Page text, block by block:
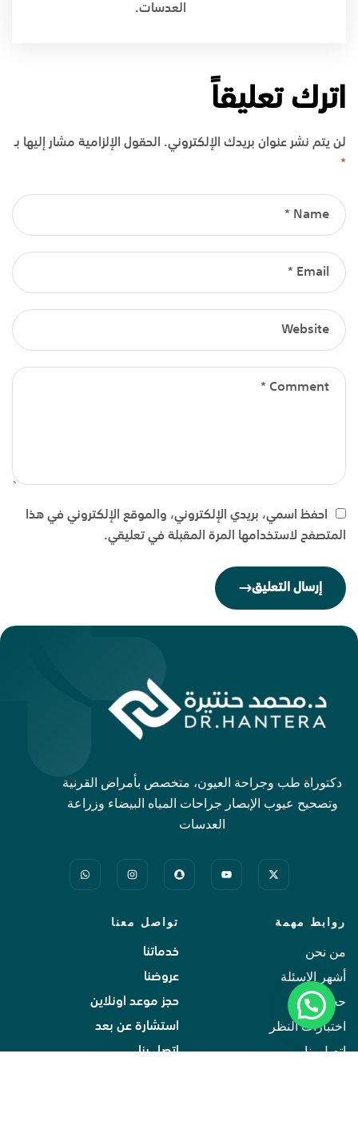
العدسات.
اترك تعليقاً
لن يتم نشر عنوان بريدك الإلكتروني.
الحقول الإلزامية مشار إليها بـ
*
احفظ اسمي، بريدي الإلكتروني، والموقع الإلكتروني في هذا
المتصفح لاستخدامها المرة المقبلة في تعليقي.
إرسال التعليق
دكتوراة طب وجراحة العيون، متخصص بأمراض القرنية
وتصحيح عيوب الإبصار جراحات المياه البيضاء وزراعة
العدسات
روابط مهمة
من نحن
أشهر الاسئلة
حجز موعد
اختبارات النظر
اتصل بنا
تواصل معنا
خدماتنا
عروضنا
حجز موعد اونلاين
استشارة عن بعد
اتصل بنا